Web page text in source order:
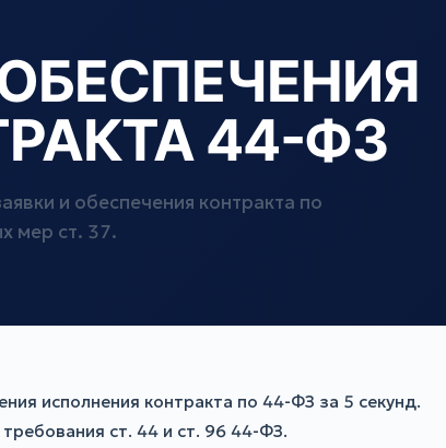
44-ФЗ
и обеспечения контракта по
мер ст. 37.
исполнения контракта по 44-ФЗ за 5 секунд.
ст. 44 и ст. 96 44-ФЗ.